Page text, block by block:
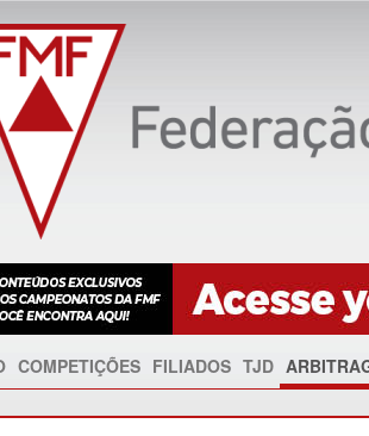
COMPETIÇÕES FILIADOS TJD